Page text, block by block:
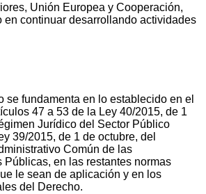
Unión Europea y Cooperación,
en continuar desarrollando actividades
se fundamenta en lo establecido en el
47 a 53 de la Ley 40/2015, de 1
Jurídico del Sector Público
39/2015, de 1 de octubre, del
Común de las
Públicas, en las restantes normas
le sean de aplicación y en los
del Derecho.